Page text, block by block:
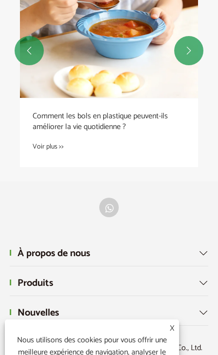
 
À propos de nous 
Produits 
Nouvelles 
Copyright © 2026 Ningbo Powerr Plastic Products Co., Ltd.
X
Nous utilisons des cookies pour vous offrir une
meilleure expérience de navigation, analyser le